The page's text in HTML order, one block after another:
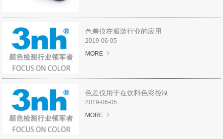
企业介绍
服务承诺
在线留言
联系我们
色差仪在服装行业的应用
2019-06-05
MORE
色差仪用于在饮料色彩控制
2019-06-05
MORE